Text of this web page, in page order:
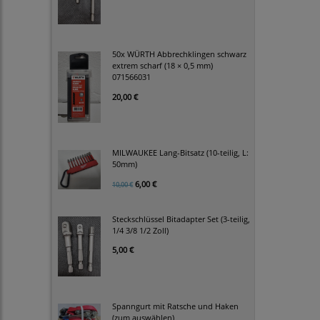
50x WÜRTH Abbrechklingen schwarz
extrem scharf (18 × 0,5 mm)
071566031
20,00 €
MILWAUKEE Lang-Bitsatz (10-teilig, L:
50mm)
10,00 € 6,00 €
Steckschlüssel Bitadapter Set (3-teilig,
1/4 3/8 1/2 Zoll)
5,00 €
Spanngurt mit Ratsche und Haken
(zum auswählen)